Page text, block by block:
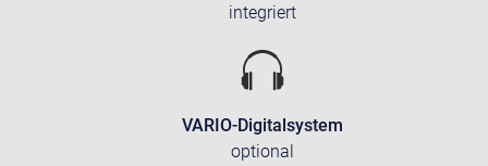
integriert
VARIO-Digitalsystem
optional